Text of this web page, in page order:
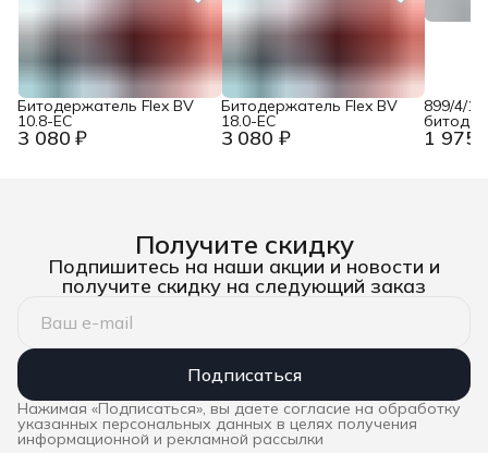
3 080 ₽
Битодержатель Flex BV
10.8-EC
3 080 ₽
Битодержатель Flex BV
18.0-EC
1 975
899/4/1
Получите скидку
Подпишитесь на наши акции и новости и
получите скидку на следующий заказ
Подписаться
Нажимая «Подписаться», вы даете согласие на обработку
указанных персональных данных в целях получения
информационной и рекламной рассылки